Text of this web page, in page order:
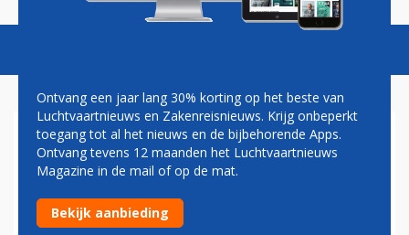
IN BESLAG GENOMEN BOEING
777 JET AIRWAYS
VERTROKKEN VAN SCHIPHOL
Ontvang een jaar lang 30% korting op het beste van
Luchtvaartnieuws en Zakenreisnieuws. Krijg onbeperkt
toegang tot al het nieuws en de bijbehorende Apps.
Ontvang tevens 12 maanden het Luchtvaartnieuws
Magazine in de mail of op de mat.
Bekijk aanbieding